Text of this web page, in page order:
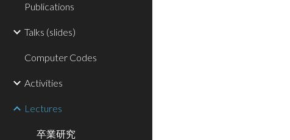
Publications
Talks (slides)
Computer Codes
Activities
Lectures
卒業研究